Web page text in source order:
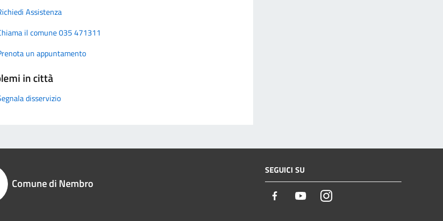
Assistenza
il comune 035 471311
un appuntamento
in città
disservizio
Comune di Nembro
SEGUICI SU
Facebook YoutubeInstagram